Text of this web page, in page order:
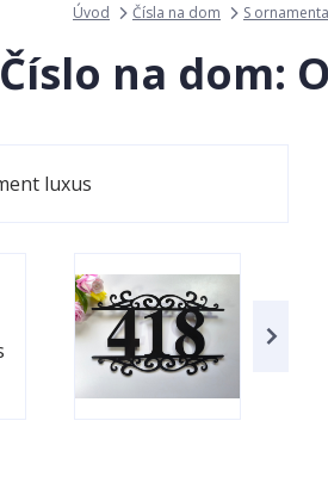
Úvod Čísla na dom S
Číslo na dom: